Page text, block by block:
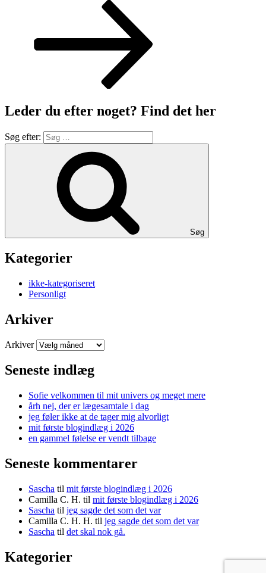
Leder du efter noget? Find det her
Søg efter:
Søg
Kategorier
ikke-kategoriseret
Personligt
Arkiver
Arkiver
Seneste indlæg
Sofie velkommen til mit univers og meget mere
årh nej, der er lægesamtale i dag
jeg føler ikke at de tager mig alvorligt
mit første blogindlæg i 2026
en gammel følelse er vendt tilbage
Seneste kommentarer
Sascha til mit første blogindlæg i 2026
Camilla C. H. til mit første blogindlæg i 2026
Sascha til jeg sagde det som det var
Camilla C. H. H. til jeg sagde det som det var
Sascha til det skal nok gå.
Kategorier